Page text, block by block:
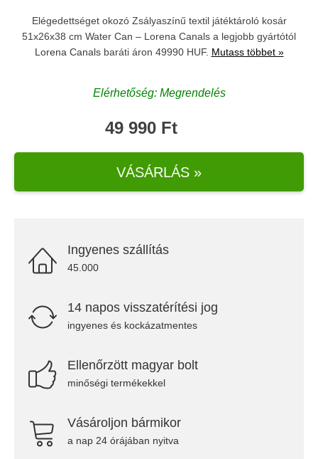
Elégedettséget okozó Zsályaszínű textil játéktároló kosár
51x26x38 cm Water Can – Lorena Canals a legjobb gyártótól
Lorena Canalsbaráti áron 49990 HUF. Mutass többet »
Elérhetőség: Megrendelés
49 990 Ft
VÁSÁRLÁS »
Ingyenes szállítás
45.000
14 napos visszatérítési jog
ingyenes és kockázatmentes
Ellenőrzött magyar bolt
minőségi termékekkel
Vásároljon bármikor
a nap 24 órájában nyitva